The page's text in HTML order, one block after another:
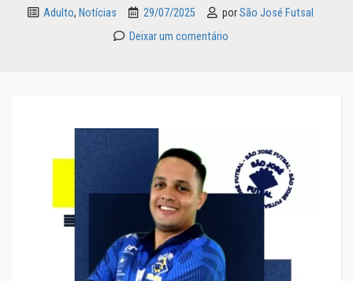
Adulto, Notícias 29/07/2025 porSão José Futsal
Deixar um comentário